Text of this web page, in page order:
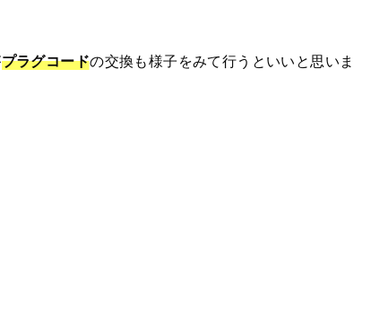
プラグコードの交換も様子をみて行うといいと思いま